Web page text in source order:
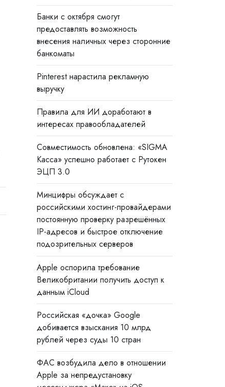
Банки с октября смогут
предоставлять возможность
внесения наличных через сторонние
банкоматы
Pinterest нарастила рекламную
выручку
Правила для ИИ доработают в
интересах правообладателей
Совместимость обновлена: «SIGMA
Касса» успешно работает с Рутокен
ЭЦП 3.0
Минцифры обсуждает с
российскими хостинг-провайдерами
постоянную проверку разрешённых
IP-адресов и быстрое отключение
подозрительных серверов
Apple оспорила требование
Великобритании получить доступ к
данным iCloud
Российская «дочка» Google
добивается взыскания 10 млрд
рублей через суды 10 стран
ФАС возбудила дело в отношении
Apple за непредустановку